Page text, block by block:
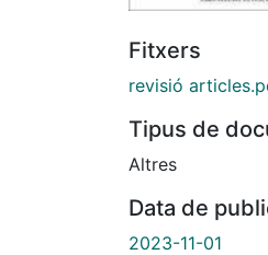
Fitxers
revisió
Tipus de
Altres
Data de
2023-11-01